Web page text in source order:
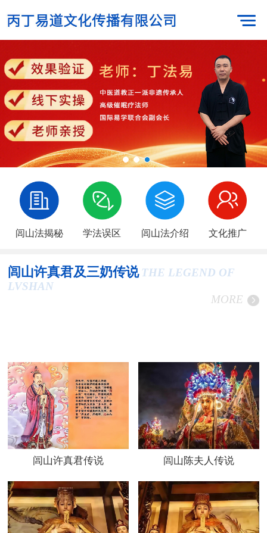
闾山法揭秘 学法误区 闾山法介绍 文化推广
闾山许真君及三奶传说 THE LEGEND OF
LVSHAN
MORE
闾山许真君传说 闾山陈夫人传说